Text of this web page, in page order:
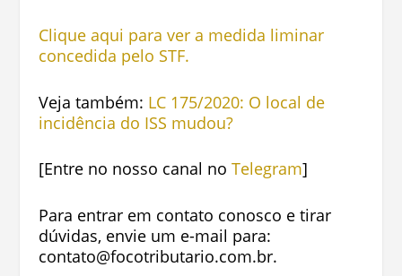
Clique aqui para ver a medida liminar
concedida pelo STF.
Veja também: LC 175/2020: O local de
incidência do ISS mudou?
[Entre no nosso canal no Telegram]
Para entrar em contato conosco e tirar
dúvidas, envie um e-mail para:
contato@focotributario.com.br.